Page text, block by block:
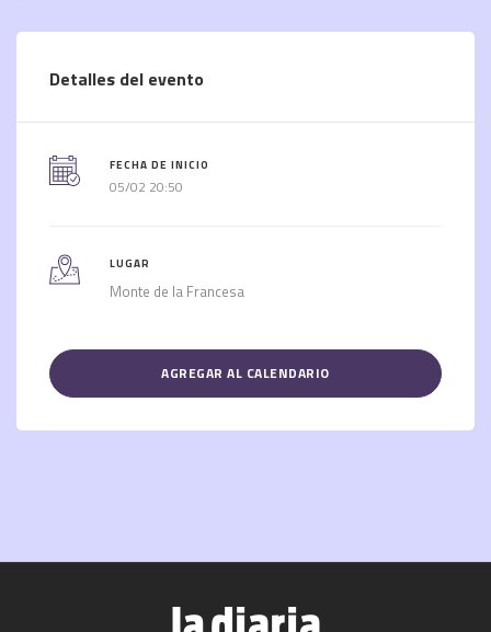
Detalles del evento
FECHA DE INICIO
05/02 20:50
LUGAR
Monte de la Francesa
AGREGAR AL CALENDARIO